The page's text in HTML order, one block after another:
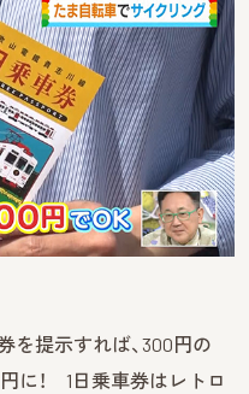
を提示すれば、300円の
に！ 1日乗車券はレトロ